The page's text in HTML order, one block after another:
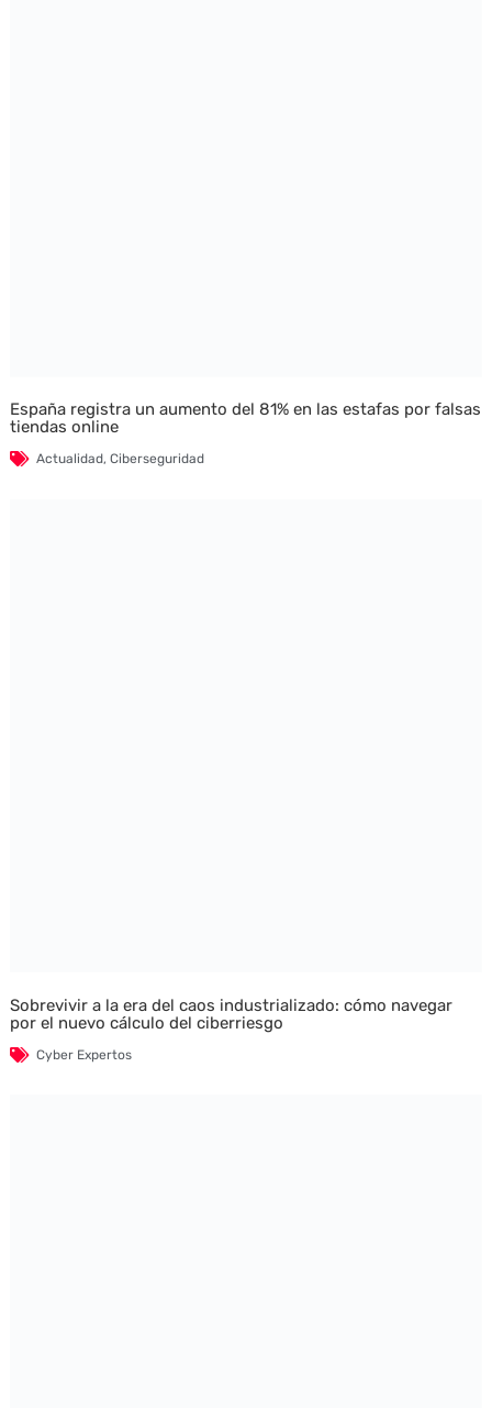
España registra un aumento del 81% en las estafas por falsas
tiendas online
Actualidad, Ciberseguridad
Sobrevivir a la era del caos industrializado: cómo navegar
por el nuevo cálculo del ciberriesgo
Cyber Expertos